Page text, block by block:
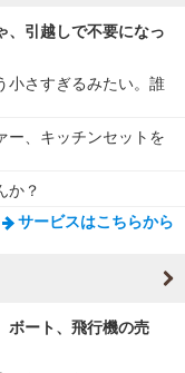
、引越しで不要になっ
小さすぎるみたい。誰
ー、キッチンセットを
か？
サービスはこちらから
ボート、飛行機の売